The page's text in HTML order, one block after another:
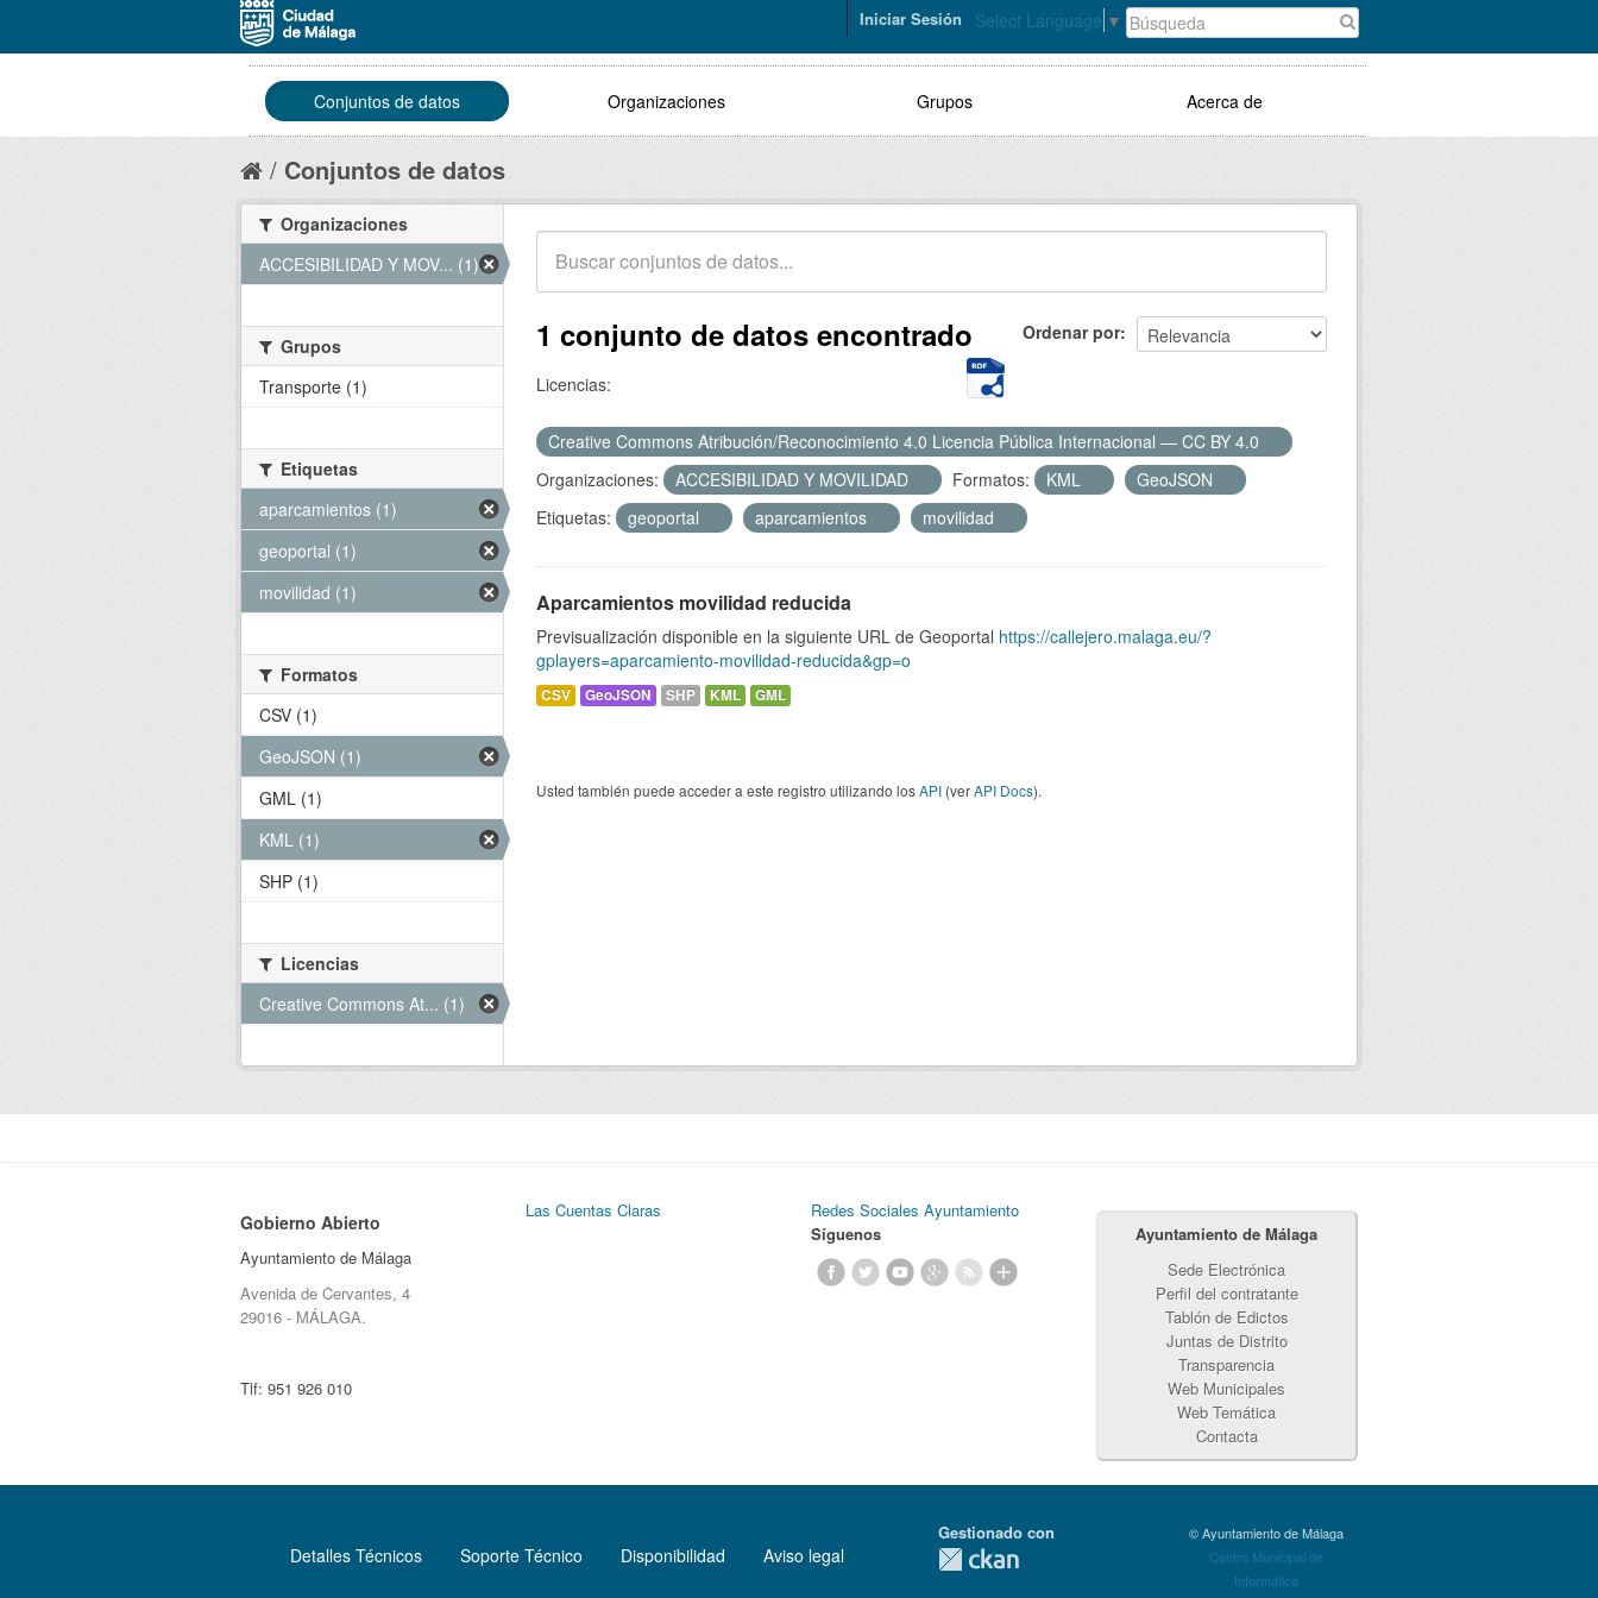
Select Language ▼
Iniciar Sesión
Conjuntos de datos Organizaciones Grupos Acerca de
Conjuntos de datos
Ordenar por
1 conjunto de datos encontrado
Licencias:
Creative Commons Atribución/Reconocimiento 4.0 Licencia Pública Internacional — CC BY 4.0
Organizaciones:
ACCESIBILIDAD Y MOVILIDAD Formatos: KML
GeoJSON
Etiquetas:
geoportal aparcamientos movilidad
Aparcamientos movilidad reducida
Previsualización disponible en la siguiente URL de Geoportal https://callejero.malaga.eu/?
gplayers=aparcamiento-movilidad-reducida&gp=o
CSV GeoJSON SHP KML GML
Usted también puede acceder a este registro utilizando losAPI (verAPI Docs).
Organizaciones
ACCESIBILIDAD Y MOV... (1)
Grupos
Transporte (1)
Etiquetas
aparcamientos (1)
geoportal (1)
movilidad (1)
Formatos
CSV (1)
GeoJSON (1)
GML (1)
KML (1)
SHP (1)
Licencias
Creative Commons At... (1)
Gobierno Abierto
Ayuntamiento de Málaga
Avenida de Cervantes, 4
29016 - MÁLAGA.
Tlf: 951 926 010
Las Cuentas Claras
Redes Sociales Ayuntamiento
Síguenos
Ayuntamiento de Málaga
Sede Electrónica
Perfil del contratante
Tablón de Edictos
Juntas de Distrito
Transparencia
Web Municipales
Web Temática
Contacta
Detalles Técnicos Soporte Técnico Disponibilidad Aviso legal
Gestionado con
© Ayuntamiento de Málaga
Centro Municipal de
Informática